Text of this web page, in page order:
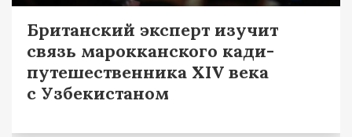
Британский эксперт изучит
связь марокканского кади-
путешественника XIV века
с Узбекистаном